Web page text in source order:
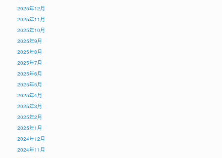
2025年12月
2025年11月
2025年10月
2025年9月
2025年8月
2025年7月
2025年6月
2025年5月
2025年4月
2025年3月
2025年2月
2025年1月
2024年12月
2024年11月